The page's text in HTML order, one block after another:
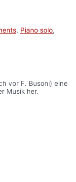
, Piano solo,
vor F. Busoni) eine
Musik her.